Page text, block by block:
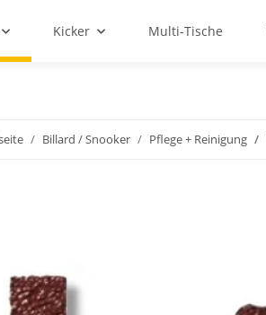
Kicker Multi-Tische
Billard / Snooker Pflege + Reinigung